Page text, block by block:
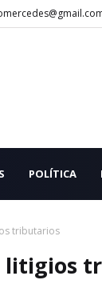
POLÍTICA
tributarios
litigios